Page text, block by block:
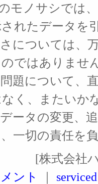
モノサシでは
れたデータを
については、
ではありませ
題について、
く、またいか
ータの変更、
一切の責任を
[株式会社
ント